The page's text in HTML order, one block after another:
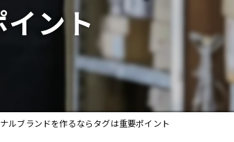
ム
ント
ルブランドを作るならタグは重要ポイント